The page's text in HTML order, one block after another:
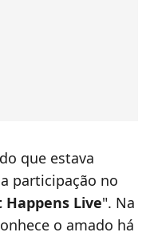
que estava
participação no
Live". Na
o amado há